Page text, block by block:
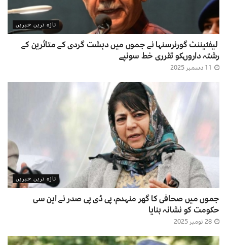
تازہ ترین خبریں
لیفٹیننٹ گورنرسنہا نے جموں میں دہشت گردی کے متاثرین کے
رشتہ داروںکو تقرری خط سونپے
تازہ ترین خبریں
جموں میں صحافی کا گھر منہدم، پی ڈی پی صدر نے این سی
حکومت کو نشانہ بنایا